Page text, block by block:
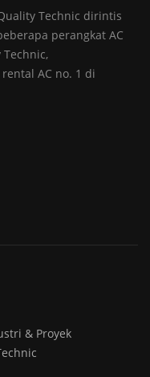
Technic dirintis
perangkat AC
AC no. 1 di
& Proyek